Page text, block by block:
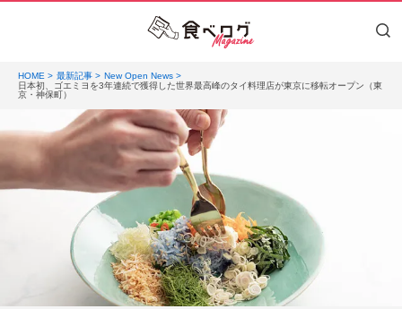
HOME 最新記事
New Open News
日本初、ゴエミヨを3年連続で獲得した世界最高峰のタイ料理店が東京に移転オープン（東
京・神保町）